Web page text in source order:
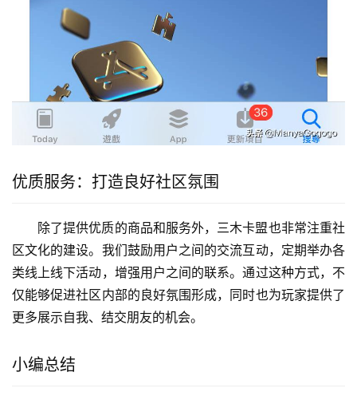
优质服务：打造良好社区氛围
除了提供优质的商品和服务外，三木卡盟也非常注重社
区文化的建设。我们鼓励用户之间的交流互动，定期举办各
类线上线下活动，增强用户之间的联系。通过这种方式，不
仅能够促进社区内部的良好氛围形成，同时也为玩家提供了
更多展示自我、结交朋友的机会。
小编总结